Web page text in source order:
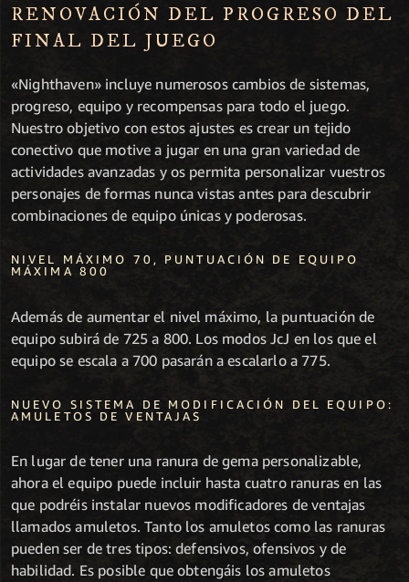
RENOVACIÓN DEL PROGRESO DEL
FINAL DEL JUEGO
«Nighthaven» incluye numerosos cambios de sistemas,
progreso, equipo y recompensas para todo el juego.
Nuestro objetivo con estos ajustes es crear un tejido
conectivo que motive a jugar en una gran variedad de
actividades avanzadas y os permita personalizar vuestros
personajes de formas nunca vistas antes para descubrir
combinaciones de equipo únicas y poderosas.
NIVEL MÁXIMO 70, PUNTUACIÓN DE EQUIPO
MÁXIMA 800
Además de aumentar el nivel máximo, la puntuación de
equipo subirá de 725 a 800. Los modos JcJ en los que el
equipo se escala a 700 pasarán a escalarlo a 775.
NUEVO SISTEMA DE MODIFICACIÓN DEL EQUIPO:
AMULETOS DE VENTAJAS
En lugar de tener una ranura de gema personalizable,
ahora el equipo puede incluir hasta cuatro ranuras en las
que podréis instalar nuevos modificadores de ventajas
llamados amuletos. Tanto los amuletos como las ranuras
pueden ser de tres tipos: defensivos, ofensivos y de
habilidad. Es posible que obtengáis los amuletos